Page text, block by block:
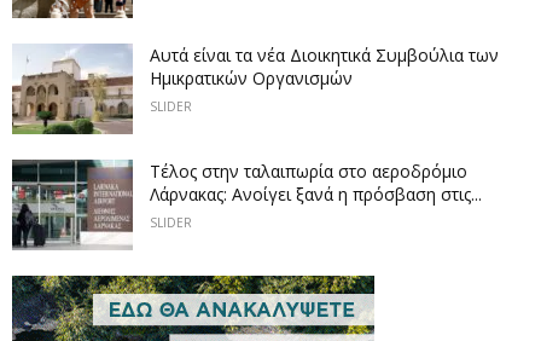
Αυτά είναι τα νέα Διοικητικά Συμβούλια των
Ημικρατικών Οργανισμών
SLIDER
Tέλος στην ταλαιπωρία στο αεροδρόμιο
Λάρνακας: Ανοίγει ξανά η πρόσβαση στις...
SLIDER